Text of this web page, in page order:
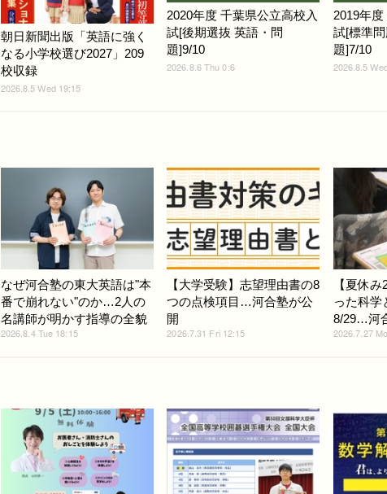
朝日新聞出版「英語に強く
なる小学校選び2027」209
校収録
2026.8.5 Wed 19:15
2020年度 千葉県公立高校入
試[後期選抜 英語・問
題]9/10
2026.8.6 Thu 0:6
2019年
試[標準
題]7/10
2026.8.5
なぜ河合塾の東大英語は"本
番で崩れない"のか…2人の
名講師が明かす指導の全貌
2026.8.4 Tue 18:15
【大学受験】志望理由書の8
つの点検項目…河合塾が公
開
2026.7.31 Fri 12:15
【夏休
った科学
8/29…河
2026.7.27